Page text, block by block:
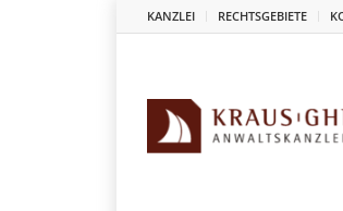
KANZLEI RECHTSGEBIETE